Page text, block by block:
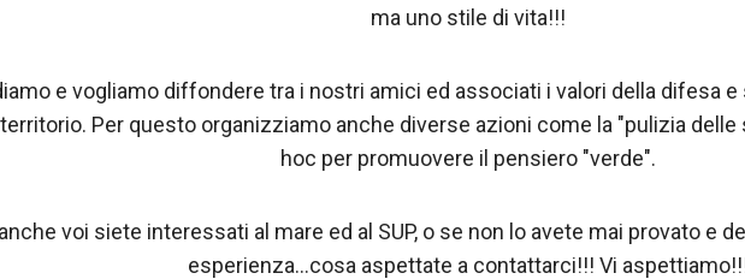
ma uno stile di vita!!!
e vogliamo diffondere tra i nostri amici ed associati i valori della difesa
Per questo organizziamo anche diverse azioni come la "pulizia
hoc per promuovere il pensiero "verde".
voi siete interessati al mare ed al SUP, o se non lo avete mai provato e
esperienza...cosa aspettate a contattarci!!! Vi